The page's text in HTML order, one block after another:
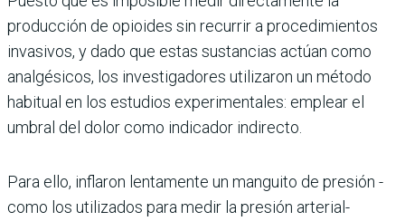
producción de opioides sin recurrir a procedimientos
invasivos, y dado que estas sustancias actúan como
analgésicos, los investigadores utilizaron un método
habitual en los estudios experimentales: emplear el
umbral del dolor como indicador indirecto.
Para ello, inflaron lentamente un manguito de presión -
como los utilizados para medir la presión arterial-